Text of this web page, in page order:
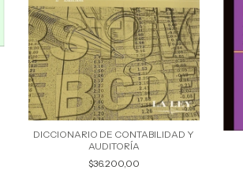
DICCIONARIO DE CONTABILIDAD Y
AUDITORÍA
$36.200,00